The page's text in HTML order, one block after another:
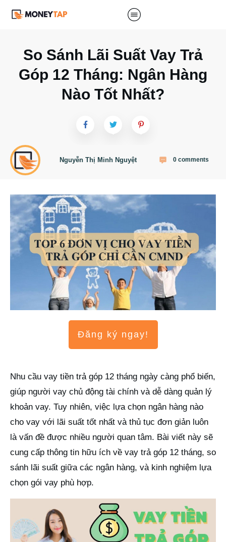
So Sánh Lãi Suất Vay Trả
Góp 12 Tháng: Ngân Hàng
Nào Tốt Nhất?
Nguyễn Thị Minh Nguyệt 0comments
Đăng ký ngay!
Nhu cầu vay tiền trả góp 12 tháng ngày càng phổ biến,
giúp người vay chủ động tài chính và dễ dàng quản lý
khoản vay. Tuy nhiên, việc lựa chọn ngân hàng nào
cho vay với lãi suất tốt nhất và thủ tục đơn giản luôn
là vấn đề được nhiều người quan tâm. Bài viết này sẽ
cung cấp thông tin hữu ích về vay trả góp 12 tháng, so
sánh lãi suất giữa các ngân hàng, và kinh nghiệm lựa
chọn gói vay phù hợp.